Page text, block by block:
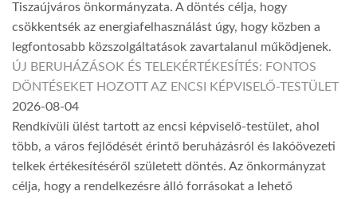
Tiszaújváros önkormányzata. A döntés célja, hogy
csökkentsék az energiafelhasználást úgy, hogy közben a
legfontosabb közszolgáltatások zavartalanul működjenek.
ÚJ BERUHÁZÁSOK ÉS TELEKÉRTÉKESÍTÉS: FONTOS
DÖNTÉSEKET HOZOTT AZ ENCSI KÉPVISELŐ-TESTÜLET
2026-08-04
Rendkívüli ülést tartott az encsi képviselő-testület, ahol
több, a város fejlődését érintő beruházásról és lakóövezeti
telkek értékesítéséről született döntés. Az önkormányzat
célja, hogy a rendelkezésre álló forrásokat a lehető